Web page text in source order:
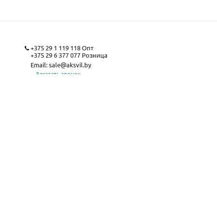
+375 29 1 119 118Опт
+375 29 6 377 077Розница
Email:sale@aksvil.by
Заказать звонок